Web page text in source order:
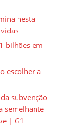
nesta
bilhões em
escolher a
subvenção
semelhante
| G1